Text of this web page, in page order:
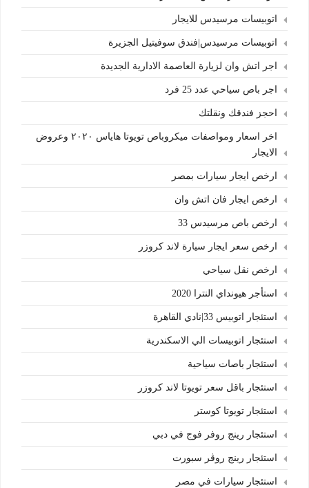
اتوبيسات مرسيدس للايجار
اتوبيسات مرسيدس|فندق سوفيتيل الجزيرة
اجر اتش وان لزيارة العاصمة الادارية الجديدة
اجر باص سياحي عدد 25 فرد
احجز فندقك ونقلتك
اخر اسعار ومواصفات ميكروباص تويوتا هاياس ٢٠٢٠ وعروض
الايجار
ارخص ايجار سيارات بمصر
ارخص ايجار فان اتش وان
ارخص باص مرسيدس 33
ارخص سعر ايجار سيارة لاند كروزر
ارخص نقل سياحي
استأجر هيونداي النترا 2020
استئجار اتوبيس 33|نادي القاهرة
استئجار اتوبيسات الي الاسكندرية
استئجار باصات سياحية
استئجار باقل سعر تويوتا لاند كروزر
استئجار تويوتا كوستر
استئجار رينج روفر فوج في دبي
استئجار رينج روڤر سبورت
استئجار سيارات في مصر